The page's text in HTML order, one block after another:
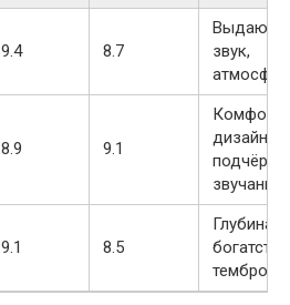
9.4 8.7
звук,
8.9 9.1
Комфорт
дизайн
звучание
9.1 8.5
Глубина и
богатство
тембров